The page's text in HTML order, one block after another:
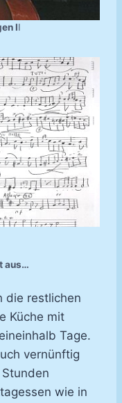
II
aus…
die restlichen
Küche mit
Tage.
vernünftig
wie in